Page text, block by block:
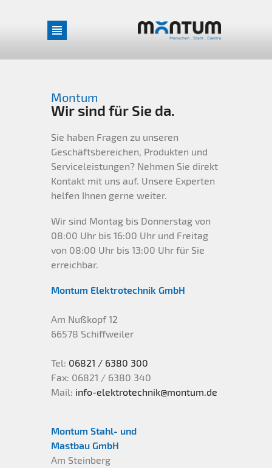
Startseite
Über uns
Über uns
Engagement
Geschäftsbedingungen
Zertifikate
Karriere
Aktuelles
Gewerbe + Industrie
Flughafentechnik
Flughafentechnik
Sportstätten
Sportstätten
Haustechnik
Elektroinstallationen
Stahlmasten
Kontakt
Montum
Wir sind für Sie da.
Sie haben Fragen zu unseren
Geschäftsbereichen, Produkten und
Serviceleistungen? Nehmen Sie direkt
Kontakt mit uns auf. Unsere Experten
helfen Ihnen gerne weiter.
Wir sind Montag bis Donnerstag von
08:00 Uhr bis 16:00 Uhr und Freitag
von 08:00 Uhr bis 13:00 Uhr für Sie
erreichbar.
Montum Elektrotechnik GmbH
Am Nußkopf 12
66578 Schiffweiler
Tel: 06821 / 6380 300
Fax: 06821 / 6380 340
Mail: info-elektrotechnik@montum.de
Montum Stahl- und
Mastbau GmbH
Am Steinberg